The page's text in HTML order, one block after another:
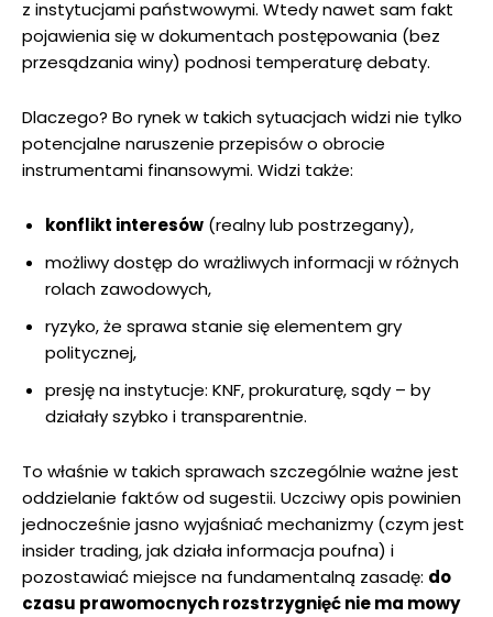
z instytucjami państwowymi. Wtedy nawet sam fakt
pojawienia się w dokumentach postępowania (bez
przesądzania winy) podnosi temperaturę debaty.
Dlaczego? Bo rynek w takich sytuacjach widzi nie tylko
potencjalne naruszenie przepisów o obrocie
instrumentami finansowymi. Widzi także:
konflikt interesów (realny lub postrzegany),
możliwy dostęp do wrażliwych informacji w różnych
rolach zawodowych,
ryzyko, że sprawa stanie się elementem gry
politycznej,
presję na instytucje: KNF, prokuraturę, sądy – by
działały szybko i transparentnie.
To właśnie w takich sprawach szczególnie ważne jest
oddzielanie faktów od sugestii. Uczciwy opis powinien
jednocześnie jasno wyjaśniać mechanizmy (czym jest
insider trading, jak działa informacja poufna) i
pozostawiać miejsce na fundamentalną zasadę: do
czasu prawomocnych rozstrzygnięć nie ma mowy